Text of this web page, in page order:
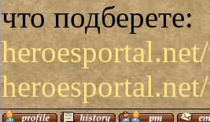
что подберете: